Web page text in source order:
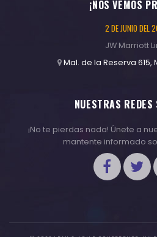
¡NOS VEMOS
2 DE JUNIO DEL
JW Marriott
Mal. de la Reserva 615,
NUESTRAS REDES
¡No te pierdas nada! Únete a
mantente informado